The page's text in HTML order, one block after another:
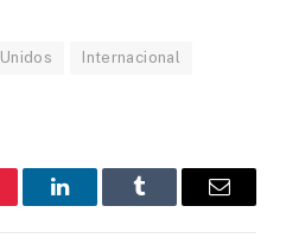
Internacional
LinkedInTumblr
Correo